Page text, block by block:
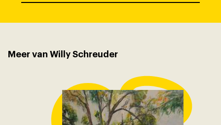
Meer van Willy Schreuder